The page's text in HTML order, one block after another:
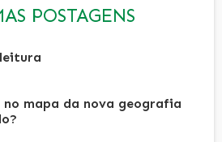
POSTAGENS
mapa da nova geografia